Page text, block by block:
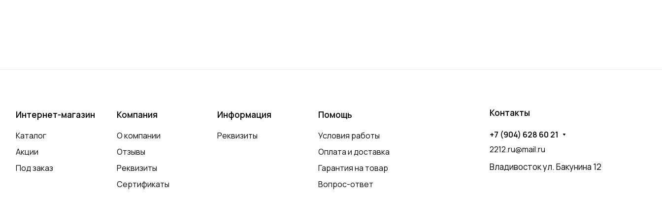
Интернет-магазин
Каталог
Акции
Под заказ
Компания
О компании
Отзывы
Реквизиты
Сертификаты
Информация
Реквизиты
Помощь
Условия работы
Оплата и доставка
Гарантия на товар
Вопрос-ответ
Контакты
+7 (904) 628 60 21
2212.ru@mail.ru
Владивосток ул. Бакунина 12